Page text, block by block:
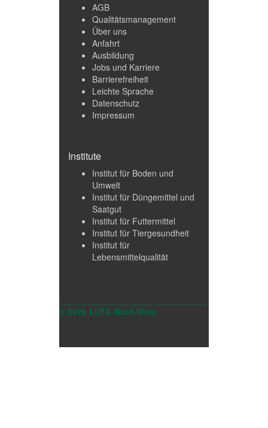
AGB
Qualitätsmanagement
Über uns
Anfahrt
Ausbildung
Jobs und Karriere
Barrierefreiheit
Leichte Sprache
Datenschutz
Impressum
Institute
Institut für Boden und
Umwelt
Institut für Düngemittel und
Saatgut
Institut für Futtermittel
Institut für Tiergesundheit
Institut für
Lebensmittelqualität
© 2026 LUFA Nord-West